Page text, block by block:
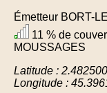
Émetteur BORT-
11 % de
MOUSSAGES
Latitude : 2.482500
Longitude :